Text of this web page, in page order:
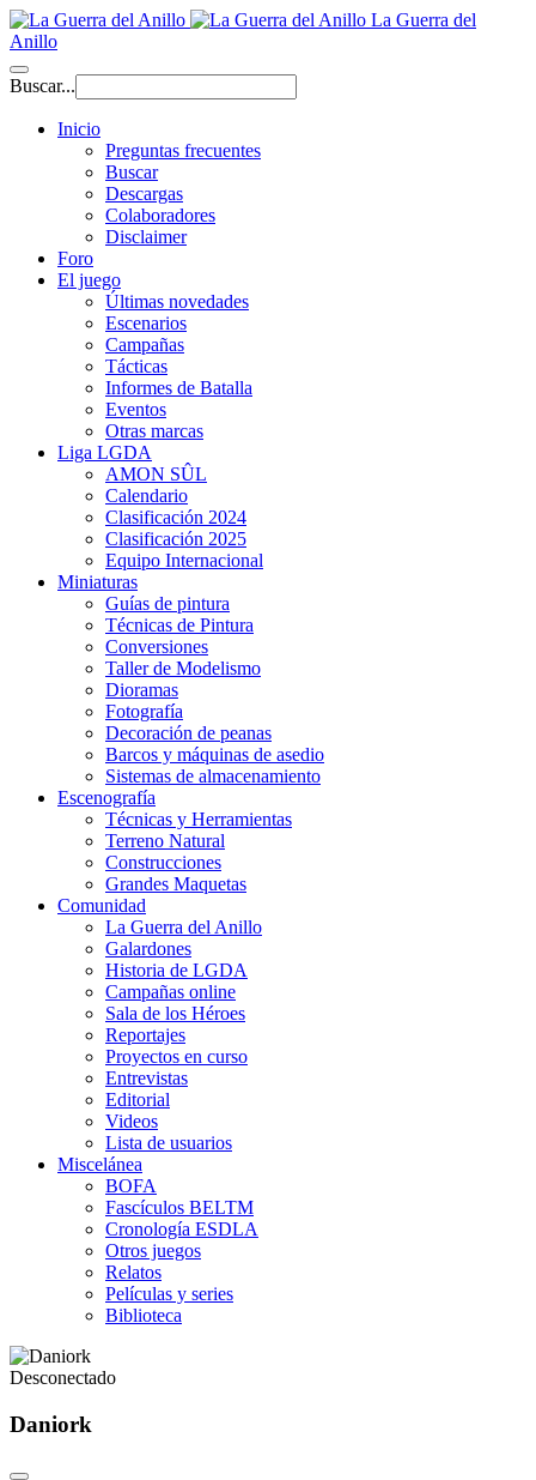
La Guerra del
Anillo
Buscar...
Inicio
Preguntas frecuentes
Buscar
Descargas
Colaboradores
Disclaimer
Foro
El juego
Últimas novedades
Escenarios
Campañas
Tácticas
Informes de Batalla
Eventos
Otras marcas
Liga LGDA
AMON SÛL
Calendario
Clasificación 2024
Clasificación 2025
Equipo Internacional
Miniaturas
Guías de pintura
Técnicas de Pintura
Conversiones
Taller de Modelismo
Dioramas
Fotografía
Decoración de peanas
Barcos y máquinas de asedio
Sistemas de almacenamiento
Escenografía
Técnicas y Herramientas
Terreno Natural
Construcciones
Grandes Maquetas
Comunidad
La Guerra del Anillo
Galardones
Historia de LGDA
Campañas online
Sala de los Héroes
Reportajes
Proyectos en curso
Entrevistas
Editorial
Videos
Lista de usuarios
Miscelánea
BOFA
Fascículos BELTM
Cronología ESDLA
Otros juegos
Relatos
Películas y series
Biblioteca
Desconectado
Daniork